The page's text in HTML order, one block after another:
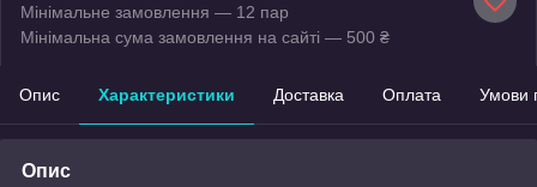
Мінімальне замовлення — 12 пар
Мінімальна сума замовлення на сайті — 500 ₴
Опис Характеристики Доставка Оплата Умови
Опис